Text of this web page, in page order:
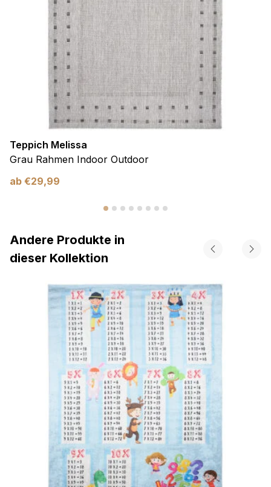
Teppich Melissa
Grau Rahmen Indoor Outdoor
ab €29,99
Andere Produkte in
dieser Kollektion